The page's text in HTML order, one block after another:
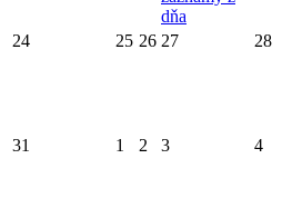
dňa
24 25 26 27 28
31 1 2 3 4